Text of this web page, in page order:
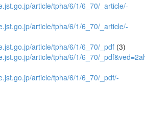
article/tpha/6/1/6_70/_article/-
article/tpha/6/1/6_70/_article/-
article/tpha/6/1/6_70/_pdf (3)
article/tpha/6/1/6_70/
article/tpha/6/1/6_70/_pdf/-